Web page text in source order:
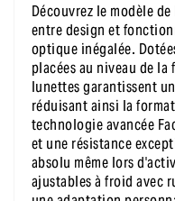
Découvrez le modèle
entre design et
optique inégalée.
placées au niveau de la
lunettes garantissent
réduisant ainsi la
technologie avancée
et une résistance
absolu même lors
ajustables à froid avec